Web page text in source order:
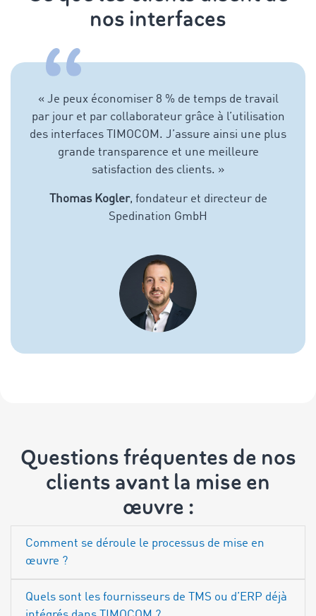
nos interfaces
« Je peux économiser 8 % de temps de travail
par jour et par collaborateur grâce à l’utilisation
des interfaces TIMOCOM. J’assure ainsi une plus
grande transparence et une meilleure
satisfaction des clients. »
Thomas Kogler, fondateur et directeur de
Spedination GmbH
Questions fréquentes de nos
clients avant la mise en
œuvre :
Comment se déroule le processus de mise en
œuvre ?
Quels sont les fournisseurs de TMS ou d’ERP déjà